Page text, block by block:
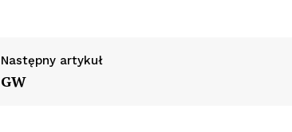
Następny artykuł
GW